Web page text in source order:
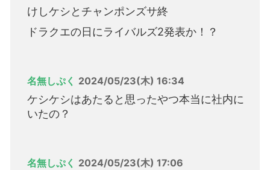
けしケシとチャンポンズサ終
ドラクエの日にライバルズ2発表か！？
名無しぷく 2024/05/23(木) 16:34
ケシケシはあたると思ったやつ本当に社内に
いたの？
名無しぷく 2024/05/23(木) 17:06